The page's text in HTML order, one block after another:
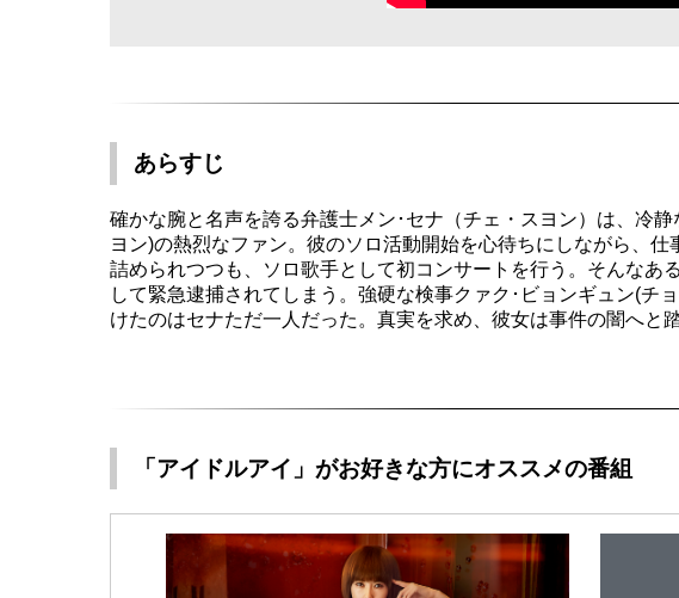
あらすじ
確かな腕と名声を誇る弁護士メン･セナ（チェ・スヨン）は、冷
ヨン)の熱烈なファン。彼のソロ活動開始を心待ちにしながら、
詰められつつも、ソロ歌手として初コンサートを行う。そんな
して緊急逮捕されてしまう。強硬な検事クァク･ビョンギュン(
けたのはセナただ一人だった。真実を求め、彼女は事件の闇へと
「アイドルアイ」がお好きな方にオススメの番組